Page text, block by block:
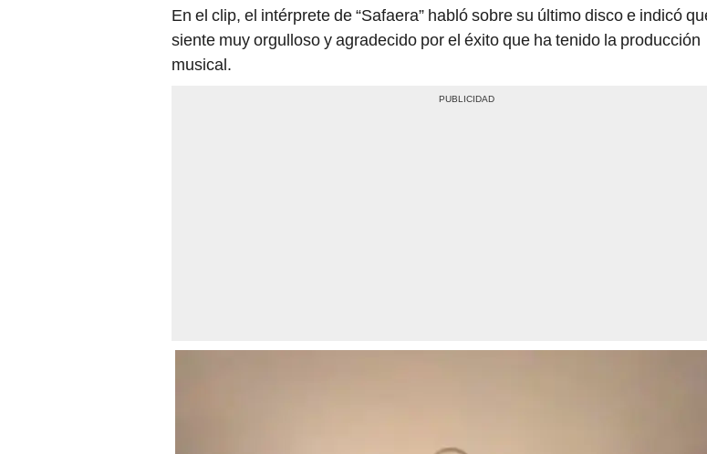
En el clip, el intérprete de “Safaera” habló sobre su último disco e indicó
siente muy orgulloso y agradecido por el éxito que ha tenido la producción
musical.